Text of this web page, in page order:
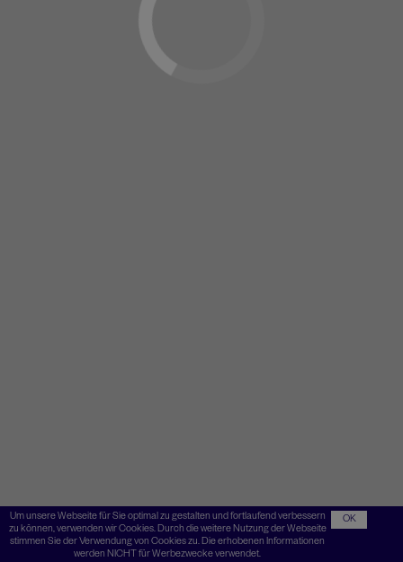
Um unsere Webseite für Sie optimal zu gestalten und fortlaufend verbessern
zu können, verwenden wir Cookies. Durch die weitere Nutzung der Webseite
stimmen Sie der Verwendung von Cookies zu. Die erhobenen Informationen
werden NICHT für Werbezwecke verwendet.
OK